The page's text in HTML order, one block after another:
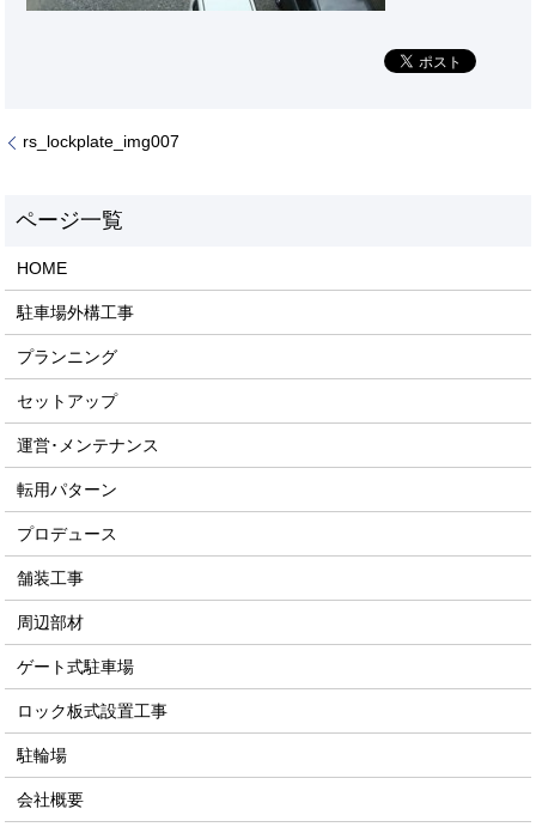
rs_lockplate_img007
HOME
駐車場外構工事
プランニング
セットアップ
運営･メンテナンス
転用パターン
プロデュース
舗装工事
周辺部材
ゲート式駐車場
ロック板式設置工事
駐輪場
会社概要